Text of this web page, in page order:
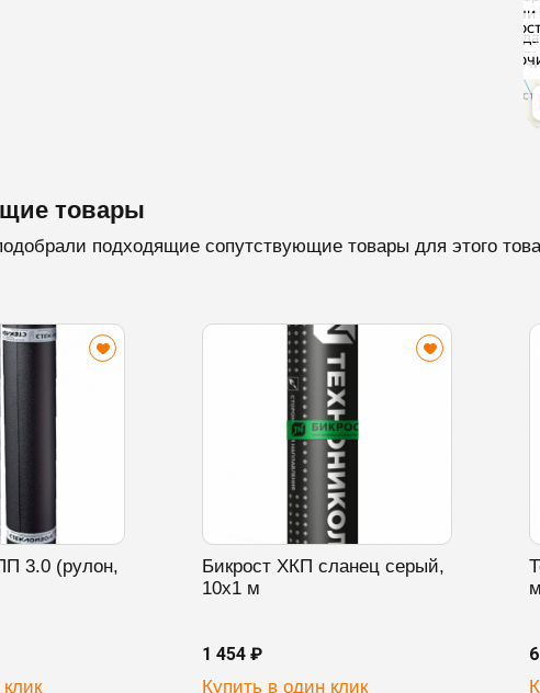
товары
подходящие сопутствующие товары для этого
3.0 (рулон,
Бикрост ХКП сланец серый,
10х1 м
1 454 ₽
Купить в один клик
м